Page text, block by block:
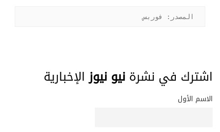
المصدر: فوربس
اشترك في نشرةنيو نيوزالإخبارية
الاسم الأول